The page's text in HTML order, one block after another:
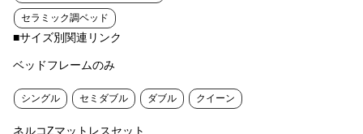
セラミック調ベッド
■サイズ別関連リンク
ベッドフレームのみ
シングル セミダブル ダブル クイーン
ネルコZマットレスセット